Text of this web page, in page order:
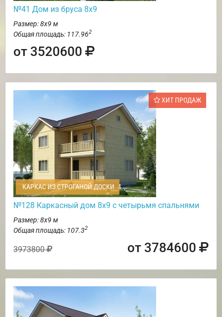
№41 Дом из бруса 8х9
Размер: 8х9 м
Общая площадь: 117.962
от 3520600
ХИТ ПРОДАЖ
КАРКАС ИЗ СТРОГАНОЙ ДОСКИ
№128 Каркасный дом 8х9 с четырьмя спальнями
Размер: 8х9 м
Общая площадь: 107.32
3973800 от 3784600